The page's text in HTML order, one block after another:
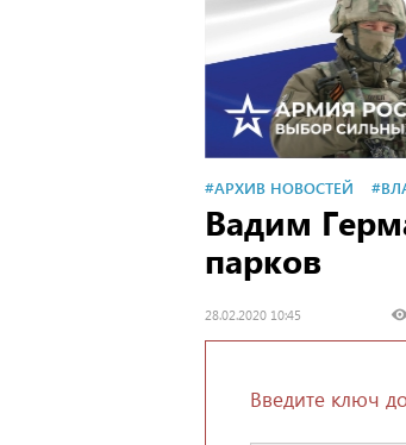
#АРХИВ НОВОСТЕЙ
Вадим
парков
28.02.2020 10:45
Введите ключ